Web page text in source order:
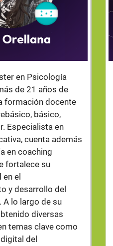
en Psicología
de 21 años de
formación docente
básico,
Especialista en
cuenta además
en coaching
fortalece su
el
y desarrollo del
lo largo de su
diversas
temas clave como
del